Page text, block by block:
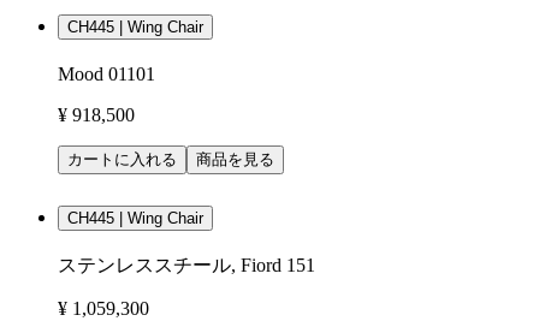
CH445 | Wing Chair
Mood 01101
¥ 918,500
カートに入れる 商品を見る
CH445 | Wing Chair
ステンレススチール, Fiord 151
¥ 1,059,300